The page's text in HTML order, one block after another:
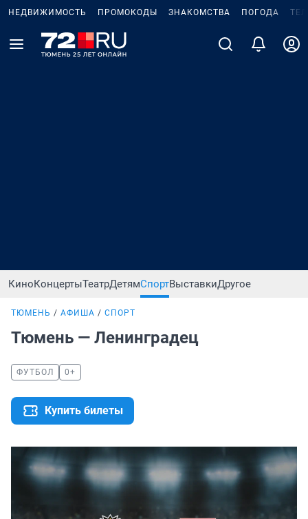
НЕДВИЖИМОСТЬ ПРОМОКОДЫ ЗНАКОМСТВА ПОГОДА
КиноКонцертыТеатрДетямСпортВыставкиДругое
ТЮМЕНЬ АФИША СПОРТ
Тюмень — Ленинградец
ФУТБОЛ 0+
Купить билеты